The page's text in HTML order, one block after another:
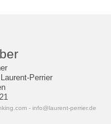
Perrier
- info@laurent-perrier.de